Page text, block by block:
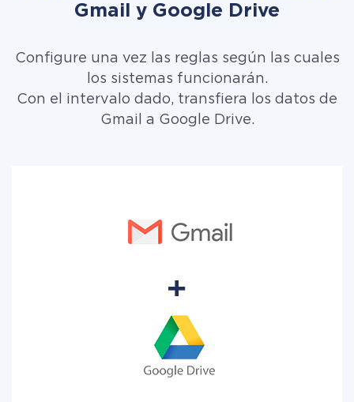
Gmail y Google Drive
Configure una vez las reglas según las cuales
los sistemas funcionarán.
Con el intervalo dado, transfiera los datos de
Gmail a Google Drive.